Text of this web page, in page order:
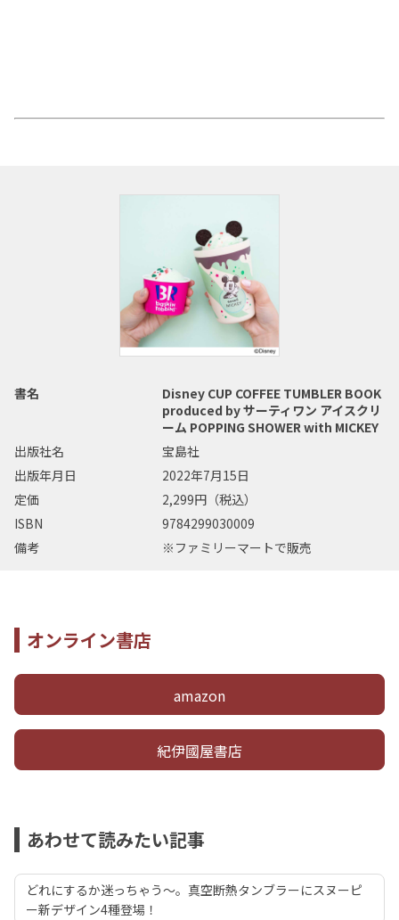
書名
Disney CUP COFFEE TUMBLER BOOK
produced by サーティワン アイスクリ
ーム POPPING SHOWER with MICKEY
出版社名
宝島社
出版年月日
2022年7月15日
定価
2,299円（税込）
ISBN
9784299030009
備考
※ファミリーマートで販売
オンライン書店
amazon
紀伊國屋書店
あわせて読みたい記事
どれにするか迷っちゃう～。真空断熱タンブラーにスヌーピ
ー新デザイン4種登場！